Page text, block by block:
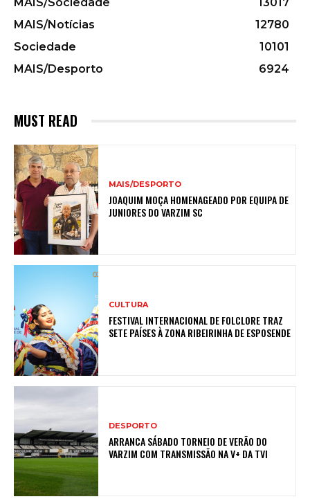
MAIS/Sociedade
13017
MAIS/Notícias
12780
Sociedade
10101
MAIS/Desporto
6924
MUST READ
MAIS/DESPORTO
JOAQUIM MOÇA HOMENAGEADO POR EQUIPA DE
JUNIORES DO VARZIM SC
CULTURA
FESTIVAL INTERNACIONAL DE FOLCLORE TRAZ
SETE PAÍSES À ZONA RIBEIRINHA DE ESPOSENDE
DESPORTO
ARRANCA SÁBADO TORNEIO DE VERÃO DO
VARZIM COM TRANSMISSÃO NA V+ DA TVI